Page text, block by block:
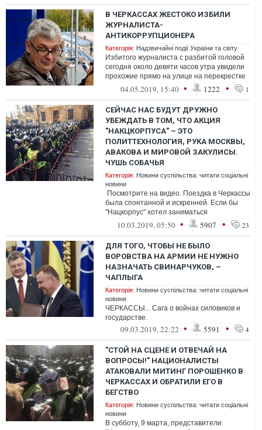
В ЧЕРКАССАХ ЖЕСТОКО ИЗБИЛИ
ЖУРНАЛИСТА-
АНТИКОРРУПЦИОНЕРА
Категорія: Надзвичайні події України та світу.
Избитого журналиста с разбитой головой
сегодня около девяти часов утра увидели
прохожие прямо на улице на перекрестке
Надпильнои и Небесной Сотни. Они...
04.05.2019, 15:40 • 1222 • 1
СЕЙЧАС НАС БУДУТ ДРУЖНО
УБЕЖДАТЬ В ТОМ, ЧТО АКЦИЯ
"НАКЦКОРПУСА" – ЭТО
ПОЛИТТЕХНОЛОГИЯ, РУКА МОСКВЫ,
АВАКОВА И МИРОВОЙ ЗАКУЛИСЫ.
ЧУШЬ СОБАЧЬЯ
Категорія: Новини суспільства: читати соціальні
новини
Посмотрите на видео. Поездка в Черкассы
была спонтанной и искренней. Если бы
"Нацкорпус" хотел заниматься
политтехнологиями, то занялся бы ими
10.03.2019, 05:50 • 5907 • 23
ДЛЯ ТОГО, ЧТОБЫ НЕ БЫЛО
ВОРОВСТВА НА АРМИИ НЕ НУЖНО
НАЗНАЧАТЬ СВИНАРЧУКОВ, –
ЧАПЛЫГА
Категорія: Новини суспільства: читати соціальні
новини
ЧЕРКАССЫ... Сага о войнах силовиков и
государстве.
09.03.2019, 22:22 • 5591 • 4
"СТОЙ НА СЦЕНЕ И ОТВЕЧАЙ НА
ВОПРОСЫ!" НАЦИОНАЛИСТЫ
АТАКОВАЛИ МИТИНГ ПОРОШЕНКО В
ЧЕРКАССАХ И ОБРАТИЛИ ЕГО В
БЕГСТВО
Категорія: Новини суспільства: читати соціальні
новини
В субботу, 9 марта, представители